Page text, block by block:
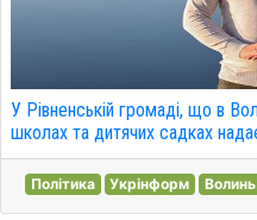
У Рівненській громаді, що в
школах та дитячих садках
Політика Укрінформ Волинь